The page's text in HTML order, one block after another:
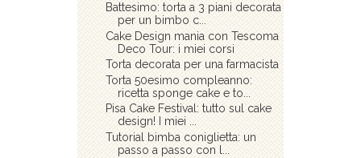
Battesimo: torta a 3 piani decorata
per un bimbo c...
Cake Design mania con Tescoma
Deco Tour: i miei corsi
Torta decorata per una farmacista
Torta 50esimo compleanno:
ricetta sponge cake e to...
Pisa Cake Festival: tutto sul cake
design! I miei ...
Tutorial bimba coniglietta: un
passo a passo con l...